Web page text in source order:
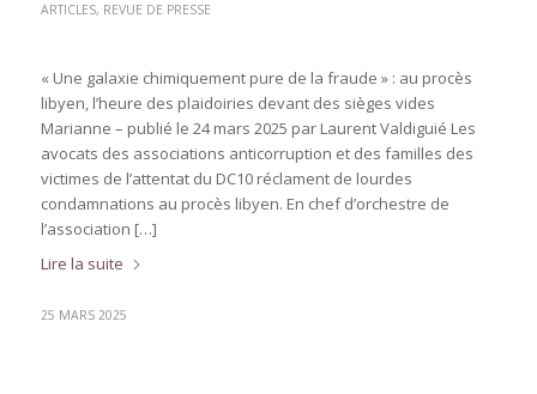
ARTICLES, REVUE DE PRESSE
« Une galaxie chimiquement pure de la fraude » : au procès
libyen, l’heure des plaidoiries devant des sièges vides
Marianne – publié le 24 mars 2025 par Laurent Valdiguié Les
avocats des associations anticorruption et des familles des
victimes de l’attentat du DC10 réclament de lourdes
condamnations au procès libyen. En chef d’orchestre de
l’association […]
Lire la suite
25 MARS 2025